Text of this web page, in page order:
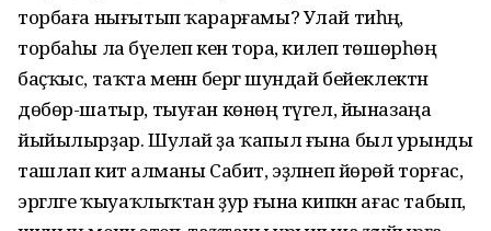
торбаға нығытып ҡарарғамы? Улай тиһәң,
торбаһы ла бәүелеп кенә тора, килеп төшөрһөң
баҫҡыс, таҡта менән бергә шундай бейеклектән
дөбөр-шатыр, тыуған көнөңә түгел, йыназаңа
йыйылырҙар. Шулай ҙа ҡапыл ғына был урынды
ташлап китә алманы Сабит, эҙләнеп йөрөй торғас,
эргәләге ҡыуаҡлыҡтан ҙур ғына кипкән ағас табып,